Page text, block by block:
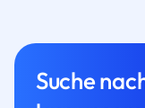
Suche